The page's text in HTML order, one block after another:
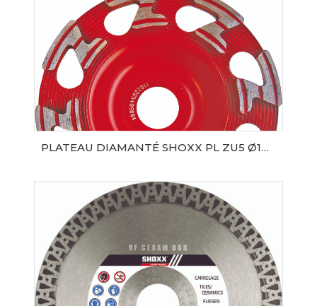
PLATEAU DIAMANTÉ SHOXX PL ZU5 Ø180 SAMEDIA
AJOUTER AU PANIER